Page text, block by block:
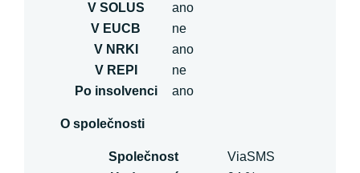
V SOLUS
ano
V EUCB
ne
V NRKI
ano
V REPI
ne
Po insolvenci
ano
O společnosti
Společnost
ViaSMS